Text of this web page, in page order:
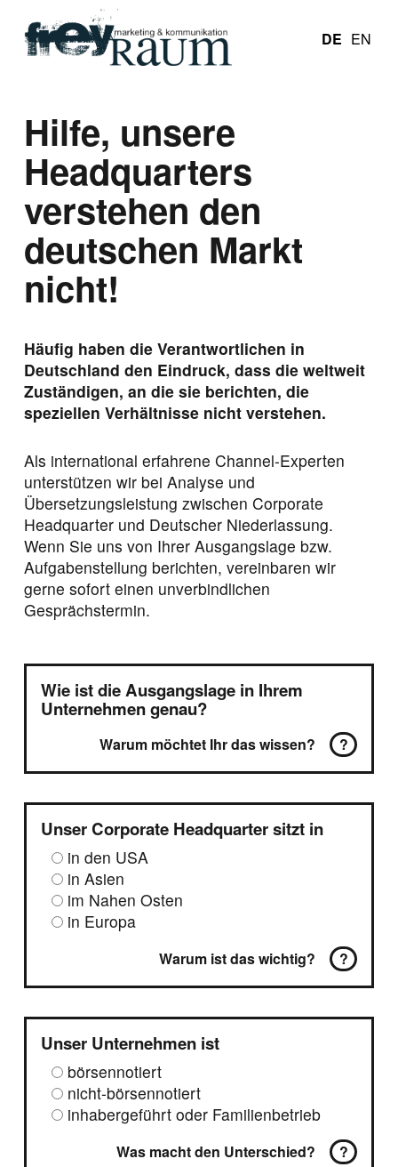
DE EN
Hilfe, unsere
Headquarters
verstehen den
deutschen Markt
nicht!
Häufig haben die Verantwortlichen in
Deutschland den Eindruck, dass die weltweit
Zuständigen, an die sie berichten, die
speziellen Verhältnisse nicht verstehen.
Als international erfahrene Channel-Experten
unterstützen wir bei Analyse und
Übersetzungsleistung zwischen Corporate
Headquarter und Deutscher Niederlassung.
Wenn Sie uns von Ihrer Ausgangslage bzw.
Aufgabenstellung berichten, vereinbaren wir
gerne sofort einen unverbindlichen
Gesprächstermin.
Wie ist die Ausgangslage in Ihrem
Unternehmen genau?
Warum möchtet Ihr das wissen? ?
Unser Corporate Headquarter sitzt in
in den USA
in Asien
im Nahen Osten
in Europa
Warum ist das wichtig? ?
Unser Unternehmen ist
börsennotiert
nicht-börsennotiert
inhabergeführt oder Familienbetrieb
Was macht den Unterschied? ?